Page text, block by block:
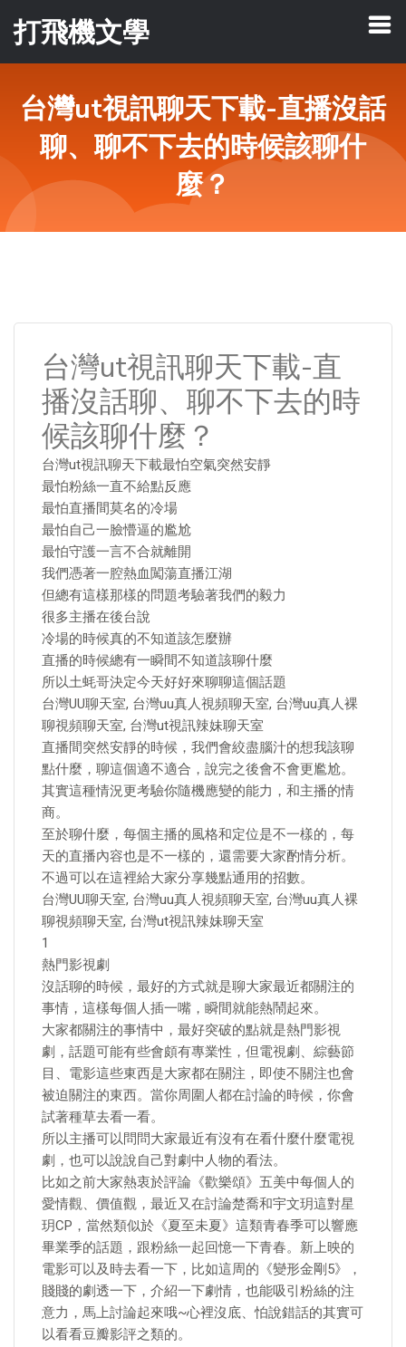
打飛機文學
台灣ut視訊聊天下載-直播沒話
聊、聊不下去的時候該聊什
麼？
台灣ut視訊聊天下載-直
播沒話聊、聊不下去的時
候該聊什麼？
台灣ut視訊聊天下載最怕空氣突然安靜
最怕粉絲一直不給點反應
最怕直播間莫名的冷場
最怕自己一臉懵逼的尷尬
最怕守護一言不合就離開
我們憑著一腔熱血闖蕩直播江湖
但總有這樣那樣的問題考驗著我們的毅力
很多主播在後台說
冷場的時候真的不知道該怎麼辦
直播的時候總有一瞬間不知道該聊什麼
所以土蚝哥決定今天好好來聊聊這個話題
台灣UU聊天室, 台灣uu真人視頻聊天室, 台灣uu真人裸
聊視頻聊天室, 台灣ut視訊辣妹聊天室
直播間突然安靜的時候，我們會絞盡腦汁的想我該聊
點什麼，聊這個適不適合，說完之後會不會更尷尬。
其實這種情況更考驗你隨機應變的能力，和主播的情
商。
至於聊什麼，每個主播的風格和定位是不一樣的，每
天的直播內容也是不一樣的，還需要大家酌情分析。
不過可以在這裡給大家分享幾點通用的招數。
台灣UU聊天室, 台灣uu真人視頻聊天室, 台灣uu真人裸
聊視頻聊天室, 台灣ut視訊辣妹聊天室
1
熱門影視劇
沒話聊的時候，最好的方式就是聊大家最近都關注的
事情，這樣每個人插一嘴，瞬間就能熱鬧起來。
大家都關注的事情中，最好突破的點就是熱門影視
劇，話題可能有些會頗有專業性，但電視劇、綜藝節
目、電影這些東西是大家都在關注，即使不關注也會
被迫關注的東西。當你周圍人都在討論的時候，你會
試著種草去看一看。
所以主播可以問問大家最近有沒有在看什麼什麼電視
劇，也可以說說自己對劇中人物的看法。
比如之前大家熱衷於評論《歡樂頌》五美中每個人的
愛情觀、價值觀，最近又在討論楚喬和宇文玥這對星
玥CP，當然類似於《夏至未夏》這類青春季可以響應
畢業季的話題，跟粉絲一起回憶一下青春。新上映的
電影可以及時去看一下，比如這周的《變形金剛5》，
賤賤的劇透一下，介紹一下劇情，也能吸引粉絲的注
意力，馬上討論起來哦~心裡沒底、怕說錯話的其實可
以看看豆瓣影評之類的。